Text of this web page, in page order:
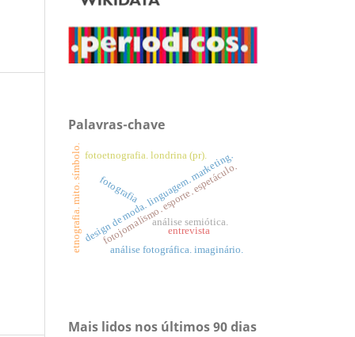
Palavras-chave
análise semiótica.
fotojornalismo. esporte. espetáculo.
design de moda. linguagem. marketing.
etnografia. mito. símbolo. análise fotográfica. imaginário.
fotoetnografia. londrina (pr).
entrevista
fotografia
Mais lidos nos últimos 90 dias